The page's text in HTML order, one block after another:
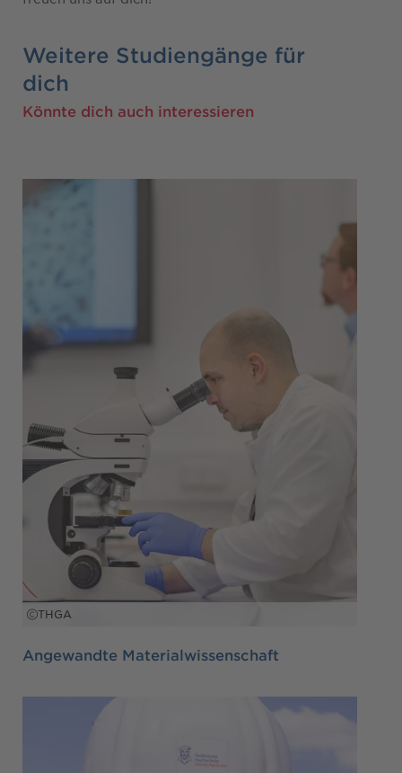
Weitere Studiengänge für
dich
Könnte dich auch interessieren
THGA
Angewandte Materialwissenschaft